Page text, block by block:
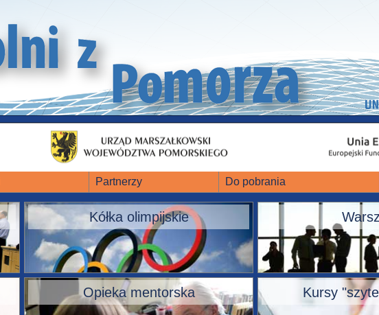
Partnerzy Do pobrania
Kółka olimpijskie
Opieka mentorska Kursy